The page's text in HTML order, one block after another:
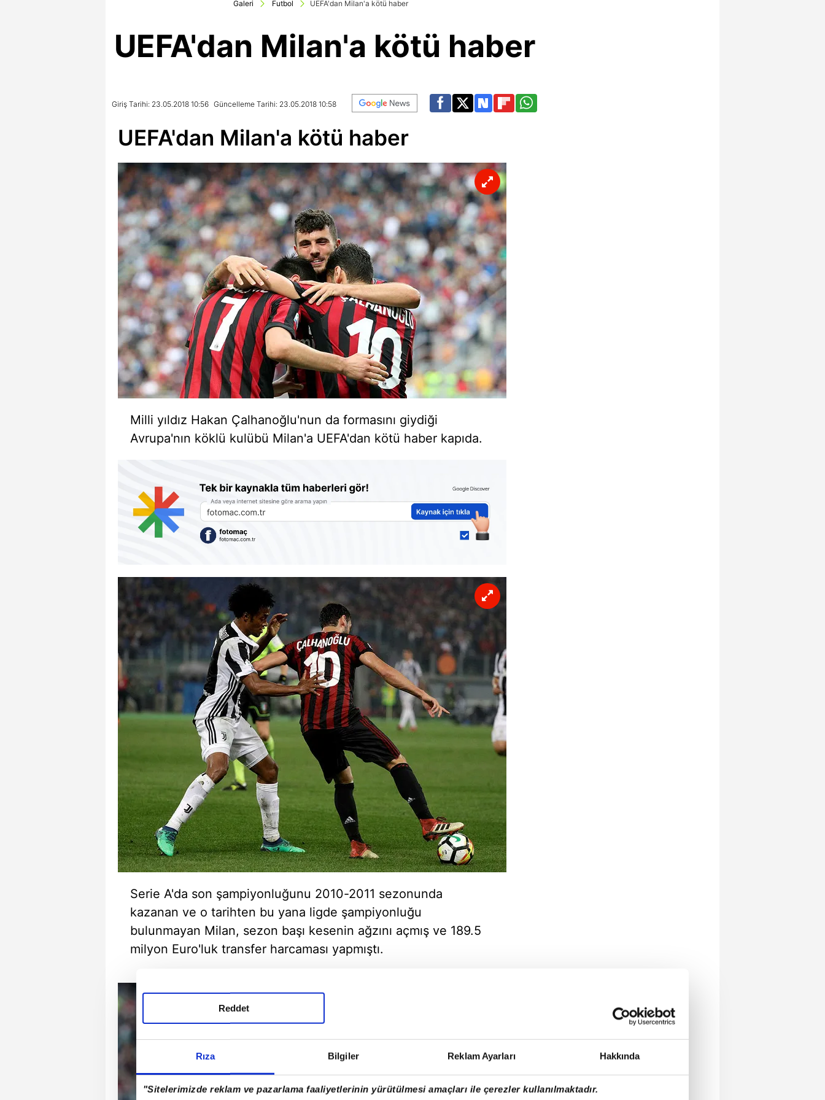
Rıza Bilgiler Reklam Ayarları Hakkında
"Sitelerimizde reklam ve pazarlama faaliyetlerinin yürütülmesi amaçları ile çerezler kullanılmaktadır.
Reddet
Galeri Futbol UEFA'dan Milan'a kötü haber
UEFA'dan Milan'a kötü haber
Giriş Tarihi: 23.05.2018 10:56 Güncelleme Tarihi: 23.05.2018 10:58
UEFA'dan Milan'a kötü haber
Milli yıldız Hakan Çalhanoğlu'nun da formasını giydiği
Avrupa'nın köklü kulübü Milan'a UEFA'dan kötü haber kapıda.
Serie A'da son şampiyonluğunu 2010-2011 sezonunda
kazanan ve o tarihten bu yana ligde şampiyonluğu
bulunmayan Milan, sezon başı kesenin ağzını açmış ve 189.5
milyon Euro'luk transfer harcaması yapmıştı.